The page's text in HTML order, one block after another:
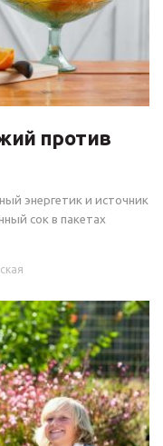
против
энергетик и источник
сок в пакетах